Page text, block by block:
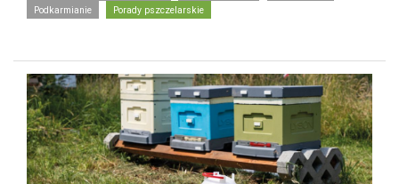
Podkarmianie
Porady pszczelarskie